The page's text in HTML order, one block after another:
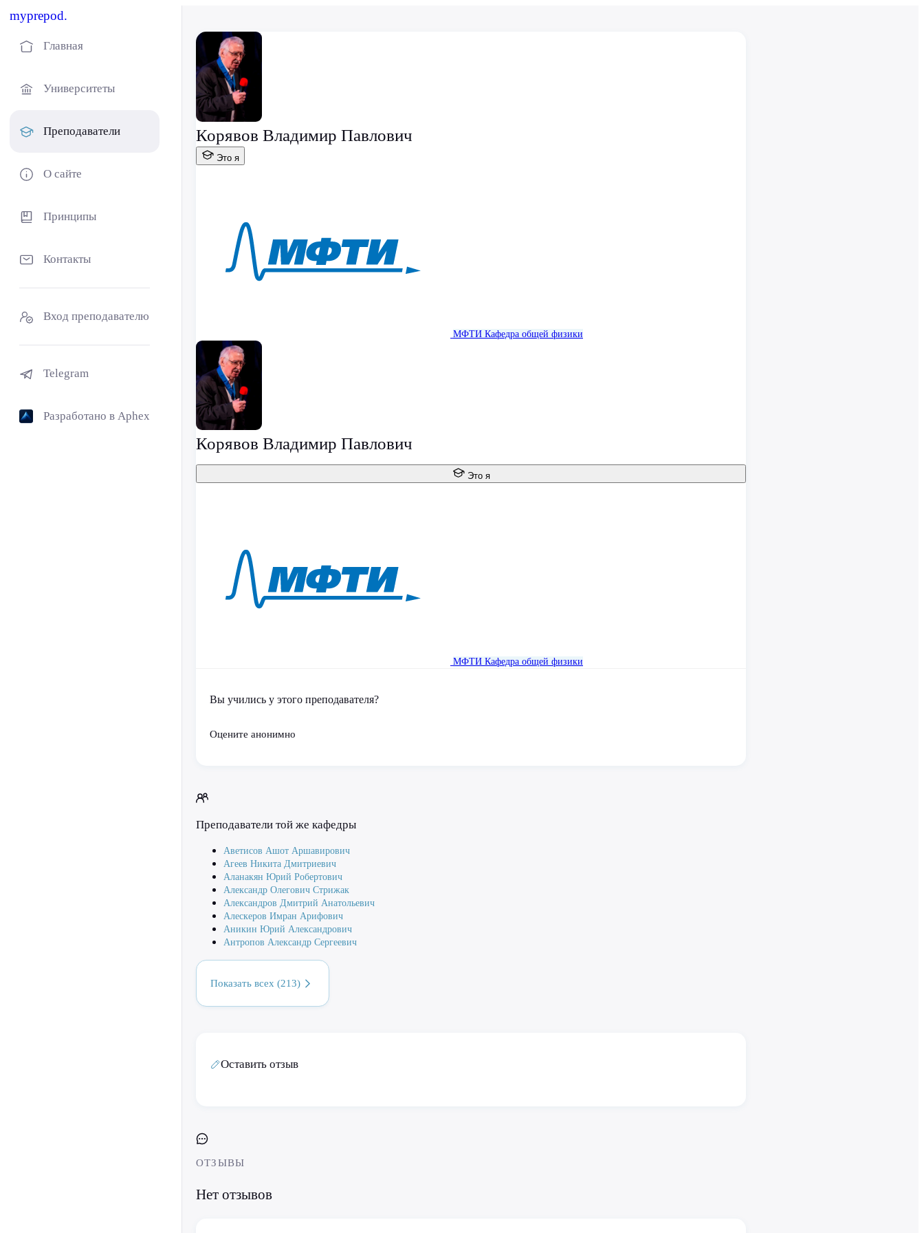
myprepod.
Главная
Университеты
Преподаватели
О сайте
Принципы
Контакты
Вход преподавателю
Telegram
Разработано в Aphex
Корявов Владимир Павлович
Это я
МФТИ Кафедра общей физики
Корявов Владимир Павлович
Это я
МФТИ Кафедра общей физики
Вы учились у этого преподавателя?
Оцените анонимно
Преподаватели той же кафедры
Аветисов Ашот Аршавирович
Агеев Никита Дмитриевич
Аланакян Юрий Робертович
Александр Олегович Стрижак
Александров Дмитрий Анатольевич
Алескеров Имран Арифович
Аникин Юрий Александрович
Антропов Александр Сергеевич
Показать всех (213)
Оставить отзыв
ОТЗЫВЫ
Нет отзывов